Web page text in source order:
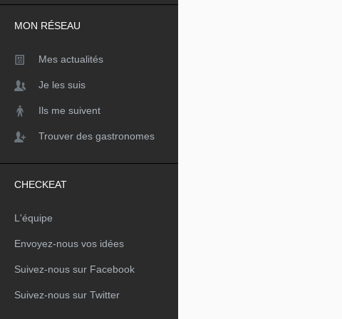
MON RÉSEAU
Mes actualités
Je les suis
Ils me suivent
Trouver des gastronomes
CHECKEAT
L'équipe
Envoyez-nous vos idées
Suivez-nous sur Facebook
Suivez-nous sur Twitter